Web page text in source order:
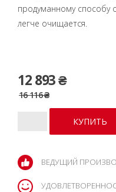
продуманному способу
легче очищается.
12 893 ₴
16 116 ₴
ВЕДУЩИЙ